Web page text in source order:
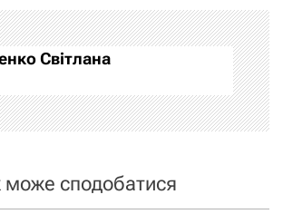
Світлана
сподобатися